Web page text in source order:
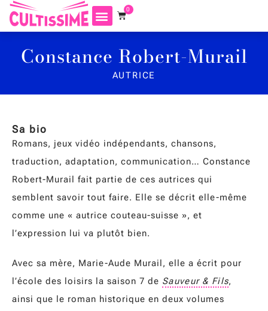
0
Constance Robert-Murail
AUTRICE
Sa bio
Romans, jeux vidéo indépendants, chansons,
traduction, adaptation, communication… Constance
Robert-Murail fait partie de ces autrices qui
semblent savoir tout faire. Elle se décrit elle-même
comme une « autrice couteau-suisse », et
l’expression lui va plutôt bien.
Avec sa mère, Marie-Aude Murail, elle a écrit pour
l’école des loisirs la saison 7 de Sauveur & Fils,
ainsi que le roman historique en deux volumes